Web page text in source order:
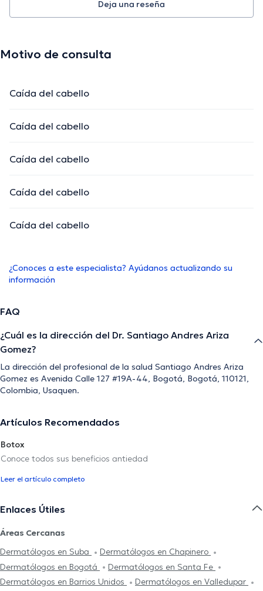
Deja una reseña
Motivo de consulta
Caída del cabello
Caída del cabello
Caída del cabello
Caída del cabello
Caída del cabello
¿Conoces a este especialista? Ayúdanos actualizando su
información
FAQ
¿Cuál es la dirección del Dr. Santiago Andres Ariza
Gomez?
La dirección del profesional de la salud Santiago Andres Ariza
Gomez es Avenida Calle 127 #19A-44, Bogotá, Bogotá, 110121,
Colombia, Usaquen.
Artículos Recomendados
Botox
Conoce todos sus beneficios antiedad
Leer el artículo completo
Enlaces Útiles
Áreas Cercanas
Dermatólogos en Suba
Dermatólogos en Chapinero
Dermatólogos en Bogotá
Dermatólogos en Santa Fe
Dermatólogos en Barrios Unidos
Dermatólogos en Valledupar